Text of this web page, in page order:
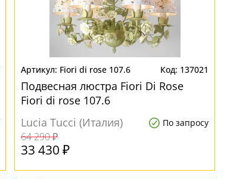
Fiori di rose 107.6 137021
Подвесная люстра Fiori Di Rose
Fiori di rose 107.6
Lucia Tucci (Италия)
По запросу
64 290 ₽
33 430 ₽